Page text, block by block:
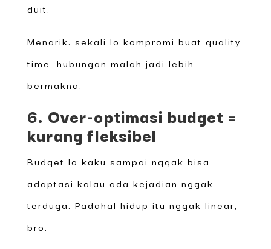
duit.
Menarik: sekali lo kompromi buat quality
time, hubungan malah jadi lebih
bermakna.
6. Over-optimasi budget =
kurang fleksibel
Budget lo kaku sampai nggak bisa
adaptasi kalau ada kejadian nggak
terduga. Padahal hidup itu nggak linear,
bro.